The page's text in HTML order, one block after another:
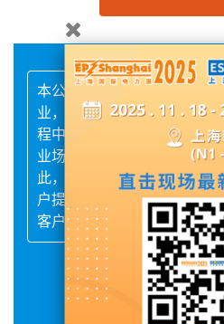
本公司专业生产，销售与研
业，以满足客户多样化需求
程中注重产品的性能提升、
业场景的适配性，我们深知
此，我们的销售团队会深入
户提供个性化的解决方案。
客户至上，品质第一，是我们
展品